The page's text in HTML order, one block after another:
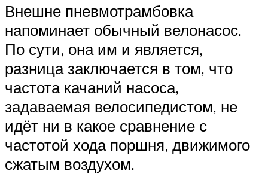
Внешне пневмотрамбовка
напоминает обычный велонасос.
По сути, она им и является,
разница заключается в том, что
частота качаний насоса,
задаваемая велосипедистом, не
идёт ни в какое сравнение с
частотой хода поршня, движимого
сжатым воздухом.